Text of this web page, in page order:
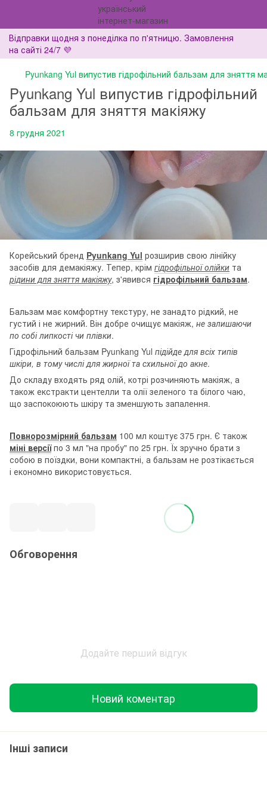
Відправки щодня з понеділка по п'ятницю. Замовлення
на сайті 24/7 💜
Pyunkang Yul випустив гідрофільний бальзам для зняття
Pyunkang Yul випустив гідрофільний
бальзам для зняття макіяжу
8 грудня 2021
Корейський бренд Pyunkang Yul розширив свою лінійку
засобів для демакіяжу. Тепер, крім гідрофільної олійки та
рідини для зняття макіяжу, з'явився гідрофільний бальзам.
Бальзам має комфортну текстуру, не занадто рідкий, не
густий і не жирний. Він добре очищує макіяж, не залишаючи
по собі липкості чи плівки.
Гідрофільний бальзам Pyunkang Yul підійде для всіх типів
шкіри, в тому числі для жирної та схильної до акне.
До складу входять ряд олій, котрі розчиняють макіяж, а
також екстракти центелли та олії зеленого та білого чаю,
що заспокоюють шкіру та зменшують запалення.
Повнорозмірний бальзам 100 мл коштує 375 грн. Є також
міні версіїпо 3 мл "на пробу" по 25 грн. Їх зручно брати з
собою в поїздки, вони компактні, а бальзам не розтікається
і економно використовується.
Обговорення
Додайте перший відгук
Новий коментар
Інші записи